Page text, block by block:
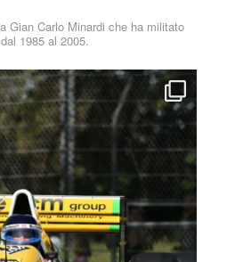
Gian Carlo Minardi che ha militato
1985 al 2005.